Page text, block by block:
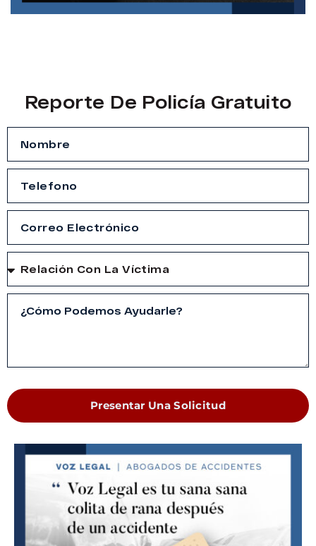
Reporte De Policía Gratuito
Presentar Una Solicitud